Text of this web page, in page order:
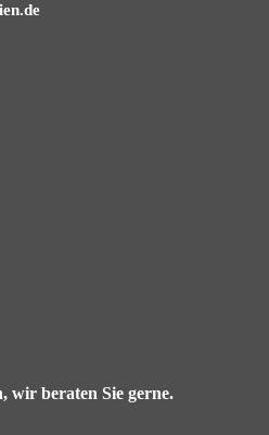
wir beraten Sie gerne.